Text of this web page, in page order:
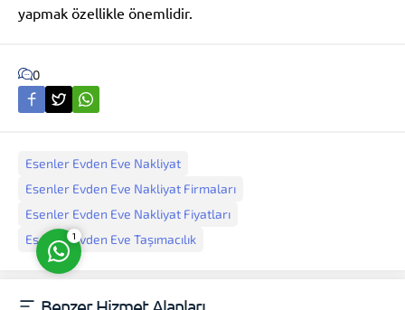
yapmak özellikle önemlidir.
0
Esenler Evden Eve Nakliyat
Esenler Evden Eve Nakliyat Firmaları
Esenler Evden Eve Nakliyat Fiyatları
Esenler Evden Eve Taşımacılık
1